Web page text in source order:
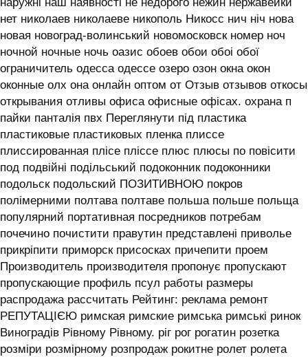
наружні наш наявності не недорого нежин нержавейки
нет николаев николаеве никополь Никосс нич ніч нова
новая новоград-волинський новомосковск номер ноч
ночной ночные ночь оазис обоев обои обоі обої
ограничитель одесса одессе озеро озон окна окон
оконные олх она онлайн оптом от Отзыв отзывов откосы
открывания отливы офиса офисные офісах. охрана п
пайки панталія пвх Переглянути під пластика
пластиковые пластиковых пленка плиссе
плиссированная плісе пліссе плюс плюсы по повісити
под подвійні подільський подоконник подоконники
подольск подольский ПОЗИТИВНОЮ покров
полімерними полтава полтаве польша польше польща
популярний портативная посредников потребам
почечино почистити правутин представлені приволье
прикріпити приморск присосках причепити проем
Производитель производителя пропонує пропускают
пропускающие профиль псул работы размеры
распродажа рассчитать Рейтинг: реклама ремонт
РЕПУТАЦІЄЮ римская римские римська римські ринок
Виноградів Рівному Рівному. ріг рог рогатин розетка
розміри розмірному розпродаж рокитне ролет ролета